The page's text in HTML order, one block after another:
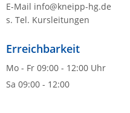
E-Mail info@kneipp-hg.de
s. Tel. Kursleitungen
Erreichbarkeit
Mo - Fr 09:00 - 12:00 Uhr
Sa 09:00 - 12:00